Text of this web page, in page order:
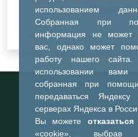
использованием
Собранная при
информация не может
вас, однако может
работу нашего
использовании вами
собранная при
передаваться
серверах Яндекса в
Вы можете отказаться
«cookie», выбрав
Очистить
Информационный
При использовании
портал
©2023-